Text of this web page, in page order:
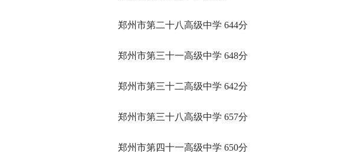
郑州市第二十八高级中学 644分
郑州市第三十一高级中学 648分
郑州市第三十二高级中学 642分
郑州市第三十八高级中学 657分
郑州市第四十一高级中学 650分